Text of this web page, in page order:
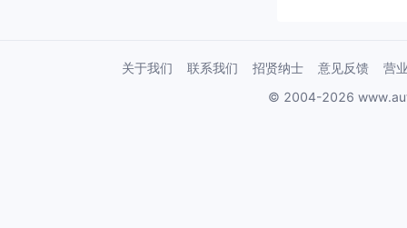
关于我们 联系我们 招贤纳士 意见反馈
营
© 2004-2026